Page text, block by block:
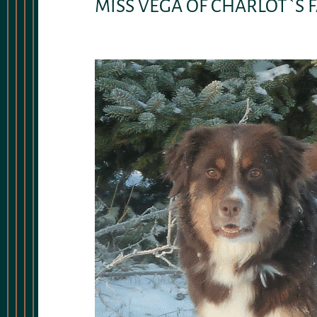
MISS VEGA OF CHARLOT`S